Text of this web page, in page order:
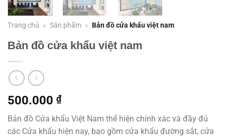
Trang chủ » Sản phẩm » Bản đồ cửa khẩu việt nam
Bản đồ cửa khẩu việt nam
500.000 ₫
Bản đồ Cửa khẩu Việt Nam thể hiện chính xác và đầy đủ
các Cửa khẩu hiện nay, bao gồm cửa khẩu đường sắt, cửa